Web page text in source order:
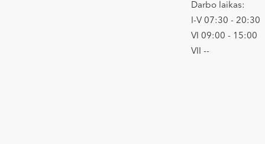
Darbo laikas:
I-V 07:30 - 20:30
VI 09:00 - 15:00
VII --